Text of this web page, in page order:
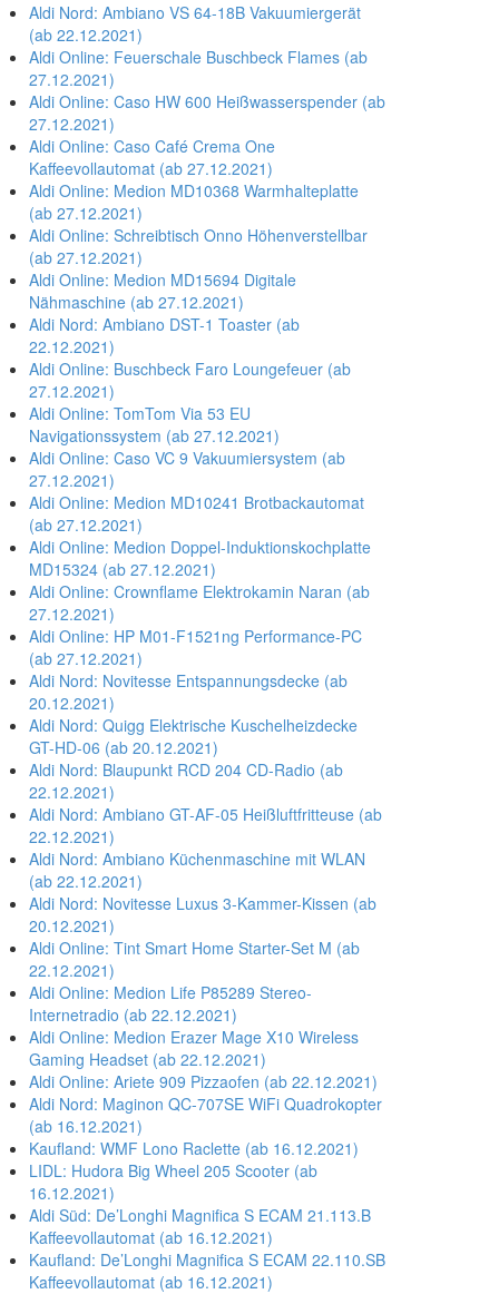
Aldi Nord: Ambiano VS 64-18B Vakuumiergerät
(ab 22.12.2021)
Aldi Online: Feuerschale Buschbeck Flames (ab
27.12.2021)
Aldi Online: Caso HW 600 Heißwasserspender (ab
27.12.2021)
Aldi Online: Caso Café Crema One
Kaffeevollautomat (ab 27.12.2021)
Aldi Online: Medion MD10368 Warmhalteplatte
(ab 27.12.2021)
Aldi Online: Schreibtisch Onno Höhenverstellbar
(ab 27.12.2021)
Aldi Online: Medion MD15694 Digitale
Nähmaschine (ab 27.12.2021)
Aldi Nord: Ambiano DST-1 Toaster (ab
22.12.2021)
Aldi Online: Buschbeck Faro Loungefeuer (ab
27.12.2021)
Aldi Online: TomTom Via 53 EU
Navigationssystem (ab 27.12.2021)
Aldi Online: Caso VC 9 Vakuumiersystem (ab
27.12.2021)
Aldi Online: Medion MD10241 Brotbackautomat
(ab 27.12.2021)
Aldi Online: Medion Doppel-Induktionskochplatte
MD15324 (ab 27.12.2021)
Aldi Online: Crownflame Elektrokamin Naran (ab
27.12.2021)
Aldi Online: HP M01-F1521ng Performance-PC
(ab 27.12.2021)
Aldi Nord: Novitesse Entspannungsdecke (ab
20.12.2021)
Aldi Nord: Quigg Elektrische Kuschelheizdecke
GT-HD-06 (ab 20.12.2021)
Aldi Nord: Blaupunkt RCD 204 CD-Radio (ab
22.12.2021)
Aldi Nord: Ambiano GT-AF-05 Heißluftfritteuse (ab
22.12.2021)
Aldi Nord: Ambiano Küchenmaschine mit WLAN
(ab 22.12.2021)
Aldi Nord: Novitesse Luxus 3-Kammer-Kissen (ab
20.12.2021)
Aldi Online: Tint Smart Home Starter-Set M (ab
22.12.2021)
Aldi Online: Medion Life P85289 Stereo-
Internetradio (ab 22.12.2021)
Aldi Online: Medion Erazer Mage X10 Wireless
Gaming Headset (ab 22.12.2021)
Aldi Online: Ariete 909 Pizzaofen (ab 22.12.2021)
Aldi Nord: Maginon QC-707SE WiFi Quadrokopter
(ab 16.12.2021)
Kaufland: WMF Lono Raclette (ab 16.12.2021)
LIDL: Hudora Big Wheel 205 Scooter (ab
16.12.2021)
Aldi Süd: De’Longhi Magnifica S ECAM 21.113.B
Kaffeevollautomat (ab 16.12.2021)
Kaufland: De’Longhi Magnifica S ECAM 22.110.SB
Kaffeevollautomat (ab 16.12.2021)